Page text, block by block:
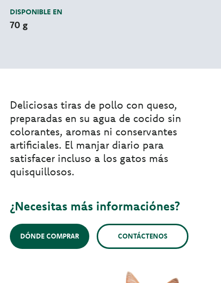
DISPONIBLE EN
70 g
Deliciosas tiras de pollo con queso,
preparadas en su agua de cocido sin
colorantes, aromas ni conservantes
artificiales. El manjar diario para
satisfacer incluso a los gatos más
quisquillosos.
¿Necesitas más informaciónes?
DÓNDE COMPRAR CONTÁCTENOS